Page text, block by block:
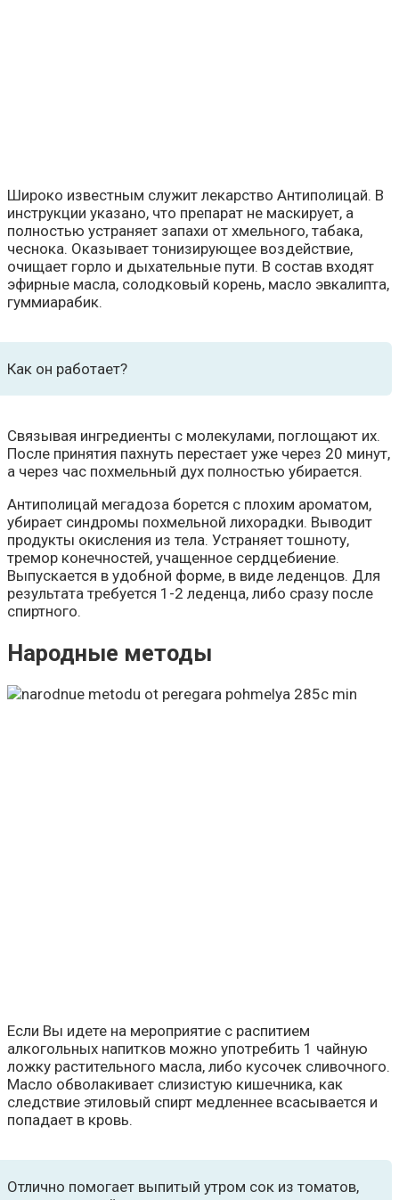
Широко известным служит лекарство Антиполицай. В
инструкции указано, что препарат не маскирует, а
полностью устраняет запахи от хмельного, табака,
чеснока. Оказывает тонизирующее воздействие,
очищает горло и дыхательные пути. В состав входят
эфирные масла, солодковый корень, масло эвкалипта,
гуммиарабик.
Как он работает?
Связывая ингредиенты с молекулами, поглощают их.
После принятия пахнуть перестает уже через 20 минут,
а через час похмельный дух полностью убирается.
Антиполицай мегадоза борется с плохим ароматом,
убирает синдромы похмельной лихорадки. Выводит
продукты окисления из тела. Устраняет тошноту,
тремор конечностей, учащенное сердцебиение.
Выпускается в удобной форме, в виде леденцов. Для
результата требуется 1-2 леденца, либо сразу после
спиртного.
Народные методы
Если Вы идете на мероприятие с распитием
алкогольных напитков можно употребить 1 чайную
ложку растительного масла, либо кусочек сливочного.
Масло обволакивает слизистую кишечника, как
следствие этиловый спирт медленнее всасывается и
попадает в кровь.
Отлично помогает выпитый утром сок из томатов,